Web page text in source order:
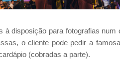
à disposição para fotografias
o cliente pode pedir a
(cobradas a parte).